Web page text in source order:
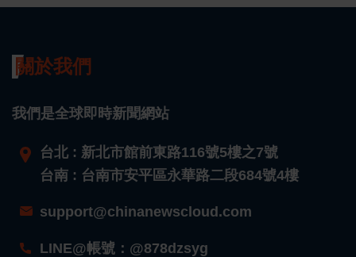
關於我們
我們是全球即時新聞網站
台北 : 新北市館前東路116號5樓之7號
台南 : 台南市安平區永華路二段684號4樓
support@chinanewscloud.com
LINE@帳號：@878dzsyg